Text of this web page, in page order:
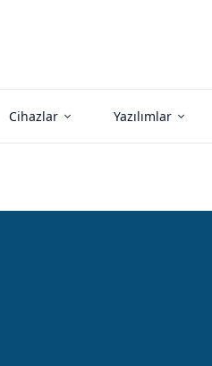
Cihazlar Yazılımlar